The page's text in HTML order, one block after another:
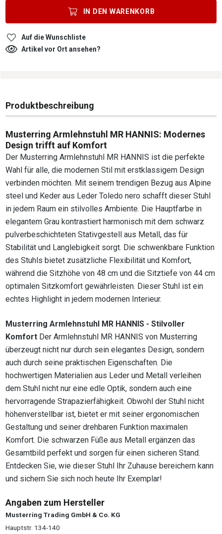
IN DEN WARENKORB
Auf die Wunschliste
Artikel vor Ort ansehen?
Produktbeschreibung
Musterring Armlehnstuhl MR HANNIS: Modernes
Design trifft auf Komfort
Der Musterring Armlehnstuhl MR HANNIS ist die perfekte
Wahl für alle, die modernen Stil mit erstklassigem Design
verbinden möchten. Mit seinem trendigen Bezug aus Alpine
steel und Keder aus Leder Toledo nero schafft dieser Stuhl
in jedem Raum ein stilvolles Ambiente. Die Hauptfarbe in
elegantem Grau kontrastiert harmonisch mit dem schwarz
pulverbeschichteten Stativgestell aus Metall, das für
Stabilität und Langlebigkeit sorgt. Die schwenkbare Funktion
des Stuhls bietet zusätzliche Flexibilität und Komfort,
während die Sitzhöhe von 48 cm und die Sitztiefe von 44 cm
optimalen Sitzkomfort gewährleisten. Dieser Stuhl ist ein
echtes Highlight in jedem modernen Interieur.
Musterring Armlehnstuhl MR HANNIS - Stilvoller
Komfort Der Armlehnstuhl MR HANNIS von Musterring
überzeugt nicht nur durch sein elegantes Design, sondern
auch durch seine praktischen Eigenschaften. Die
hochwertigen Materialien aus Leder und Metall verleihen
dem Stuhl nicht nur eine edle Optik, sondern auch eine
hervorragende Strapazierfähigkeit. Obwohl der Stuhl nicht
höhenverstellbar ist, bietet er mit seiner ergonomischen
Gestaltung und seiner drehbaren Funktion maximalen
Komfort. Die schwarzen Füße aus Metall ergänzen das
Gesamtbild perfekt und sorgen für einen sicheren Stand.
Entdecken Sie, wie dieser Stuhl Ihr Zuhause bereichern kann
und sichern Sie sich noch heute Ihr Exemplar!
Angaben zum Hersteller
Musterring Trading GmbH & Co. KG
Hauptstr. 134-140